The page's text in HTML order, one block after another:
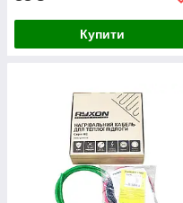
Купити